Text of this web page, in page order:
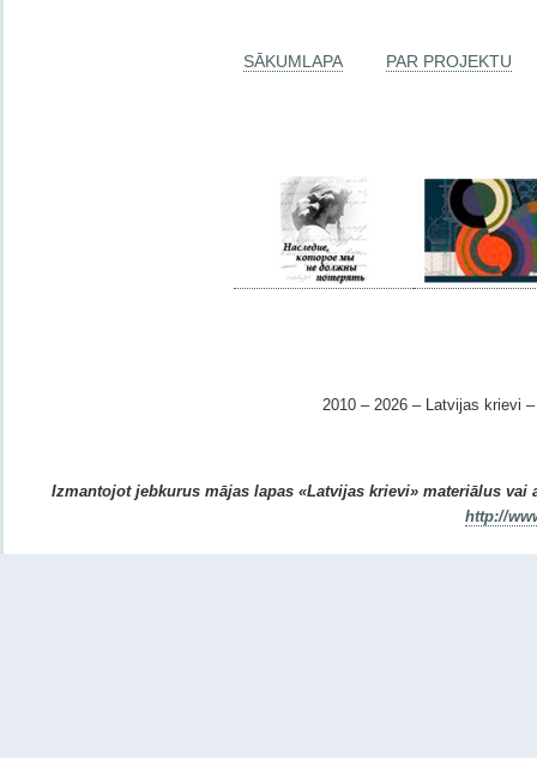
SĀKUMLAPA PAR PROJEKTU
2010 – 2026 – Latvijas krievi –
Izmantojot jebkurus mājas lapas «Latvijas krievi» materiālus
http://